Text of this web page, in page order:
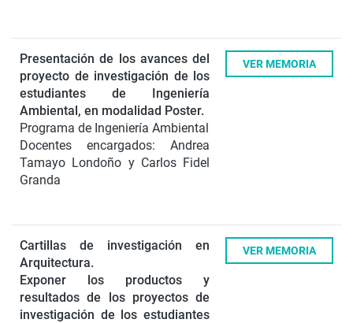
Presentación de los avances del
proyecto de investigación de los
estudiantes de Ingeniería
Ambiental, en modalidad Poster.
Programa de Ingeniería Ambiental
Docentes encargados: Andrea
Tamayo Londoño y Carlos Fidel
Granda
VER MEMORIA
Cartillas de investigación en
Arquitectura.
Exponer los productos y
resultados de los proyectos de
investigación de los estudiantes
VER MEMORIA